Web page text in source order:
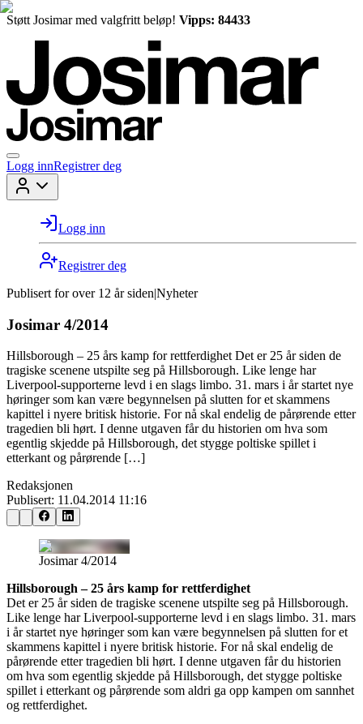
Støtt Josimar med valgfritt beløp! Vipps: 84433
Logg innRegistrer deg
Logg inn
Registrer deg
Publisert for over 12 år siden|Nyheter
Josimar 4/2014
Hillsborough – 25 års kamp for rettferdighet Det er 25 år siden de
tragiske scenene utspilte seg på Hillsborough. Like lenge har
Liverpool-supporterne levd i en slags limbo. 31. mars i år startet nye
høringer som kan være begynnelsen på slutten for et skammens
kapittel i nyere britisk historie. For nå skal endelig de pårørende etter
tragedien bli hørt. I denne utgaven får du historien om hva som
egentlig skjedde på Hillsborough, det stygge poltiske spillet i
etterkant og pårørende […]
Redaksjonen
Publisert: 11.04.2014 11:16
Josimar 4/2014
Hillsborough – 25 års kamp for rettferdighet
Det er 25 år siden de tragiske scenene utspilte seg på Hillsborough.
Like lenge har Liverpool-supporterne levd i en slags limbo. 31. mars
i år startet nye høringer som kan være begynnelsen på slutten for et
skammens kapittel i nyere britisk historie. For nå skal endelig de
pårørende etter tragedien bli hørt. I denne utgaven får du historien
om hva som egentlig skjedde på Hillsborough, det stygge poltiske
spillet i etterkant og pårørende som aldri ga opp kampen om sannhet
og rettferdighet.